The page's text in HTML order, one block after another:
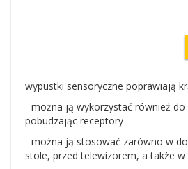
wypustki sensoryczne poprawiają
- można ją wykorzystać również
pobudzając receptory
- można ją stosować zarówno w
stole, przed telewizorem, a także w